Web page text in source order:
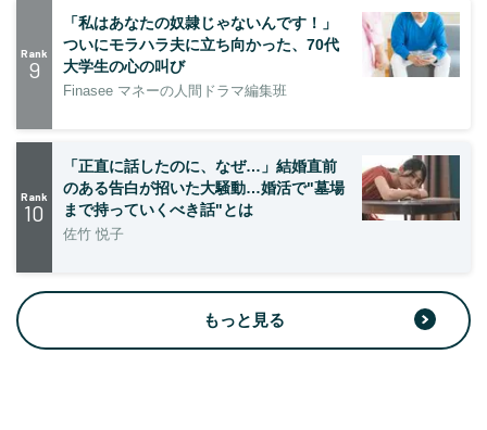
Rank
9
「私はあなたの奴隷じゃないんです！」
ついにモラハラ夫に立ち向かった、70代
大学生の心の叫び
Finasee マネーの人間ドラマ編集班
Rank
10
「正直に話したのに、なぜ…」結婚直前
のある告白が招いた大騒動…婚活で"墓場
まで持っていくべき話"とは
佐竹 悦子
もっと見る